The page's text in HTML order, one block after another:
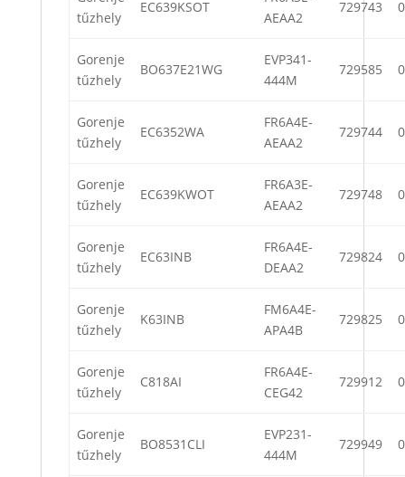
tűzhely
EC639KSOT
AEAA2
729743
Gorenje
tűzhely
BO637E21WG
EVP341-
444M
729585
Gorenje
tűzhely
EC6352WA
FR6A4E-
AEAA2
729744
Gorenje
tűzhely
EC639KWOT
FR6A3E-
AEAA2
729748
Gorenje
tűzhely
EC63INB
FR6A4E-
DEAA2
729824
Gorenje
tűzhely
K63INB
FM6A4E-
APA4B
729825
Gorenje
tűzhely
C818AI
FR6A4E-
CEG42
729912
Gorenje
tűzhely
BO8531CLI
EVP231-
444M
729949